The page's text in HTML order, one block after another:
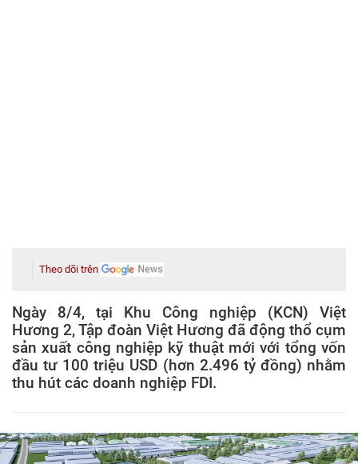
Theo dõi trên
Ngày 8/4, tại Khu Công nghiệp (KCN) Việt
Hương 2, Tập đoàn Việt Hương đã động thổ cụm
sản xuất công nghiệp kỹ thuật mới với tổng vốn
đầu tư 100 triệu USD (hơn 2.496 tỷ đồng) nhằm
thu hút các doanh nghiệp FDI.